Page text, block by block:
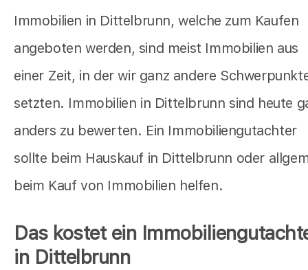
Immobilien in Dittelbrunn, welche zum Kaufen
angeboten werden, sind meist Immobilien aus
einer Zeit, in der wir ganz andere
setzten. Immobilien in Dittelbrunn sind heute
anders zu bewerten. Ein Immobiliengutachter
sollte beim Hauskauf in Dittelbrunn oder
beim Kauf von Immobilien helfen.
Das kostet ein
in Dittelbrunn